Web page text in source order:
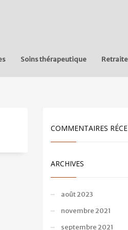
Soins thérapeutique
COMMENTAIRES
ARCHIVES
août 2023
novembre 2021
septembre 2021